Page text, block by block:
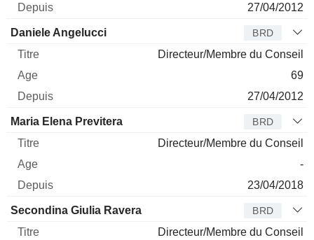
27/04/2012
Daniele Angelucci BRD
Directeur/Membre du Conseil
69
27/04/2012
Maria Elena Previtera BRD
Directeur/Membre du Conseil
-
23/04/2018
Secondina Giulia Ravera BRD
Directeur/Membre du Conseil